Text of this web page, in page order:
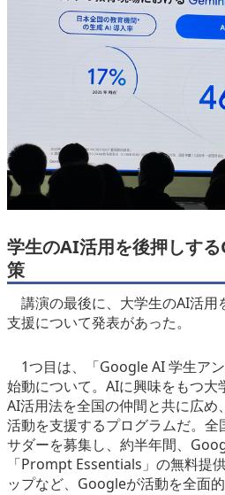
学生のAI活用を後押しす
策
講演の最後に、大学生のAI活用
支援について発表があった。
1つ目は、「Google AI 学生ア
始動について。AIに興味をもつ大
AI活用法を全国の仲間と共に広め
活動を支援するプログラムだ。
サダーを募集し、約半年間、
「Prompt Essentials」の無料提
ップなど、Googleが活動を全面